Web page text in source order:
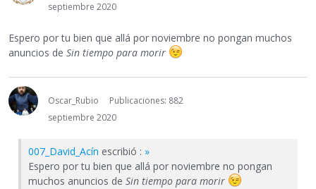
septiembre 2020
Espero por tu bien que allá por noviembre no pongan muchos
anuncios de Sin tiempo para morir
Oscar_Rubio
Publicaciones: 882
septiembre 2020
007_David_Acín escribió : »
Espero por tu bien que allá por noviembre no pongan
muchos anuncios de Sin tiempo para morir